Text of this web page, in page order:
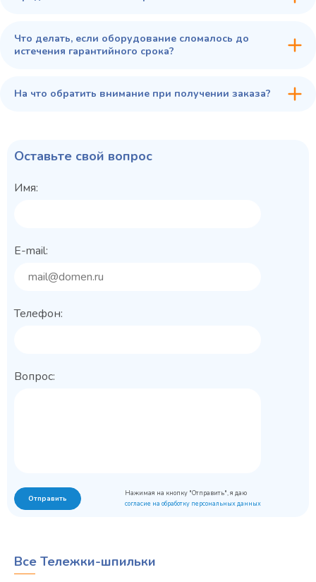
Что делать, если оборудование сломалось до
истечения гарантийного срока?
На что обратить внимание при получении заказа?
Оставьте свой вопрос
Имя:
E-mail:
Телефон:
Вопрос:
Отправить
Нажимая на кнопку "Отправить", я даю
согласие на обработку персональных данных
Все Тележки-шпильки